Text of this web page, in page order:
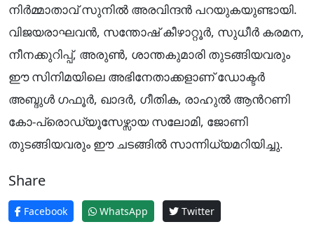
നിർമ്മാതാവ് സുനിൽ അരവിന്ദൻ പറയുകയുണ്ടായി.
വിജയരാഘവൻ, സന്തോഷ് കീഴാറ്റൂർ, സുധീർ കരമന,
നീനക്കുറിപ്പ്, അരുൺ, ശാന്തകുമാരി തുടങ്ങിയവരും
ഈ സിനിമയിലെ അഭിനേതാക്കളാണ് ഡോക്ടർ
അബ്ദുള്‍ ഗഫൂർ, ഖാദർ, ഗീതിക, രാഹുൽ ആന്‍റണി
കോ-പ്രൊഡ്യൂസേഴ്സായ സലോമി, ജോണി
തുടങ്ങിയവരും ഈ ചടങ്ങിൽ സാന്നിധ്യമറിയിച്ചു.
Share
Facebook WhatsApp Twitter